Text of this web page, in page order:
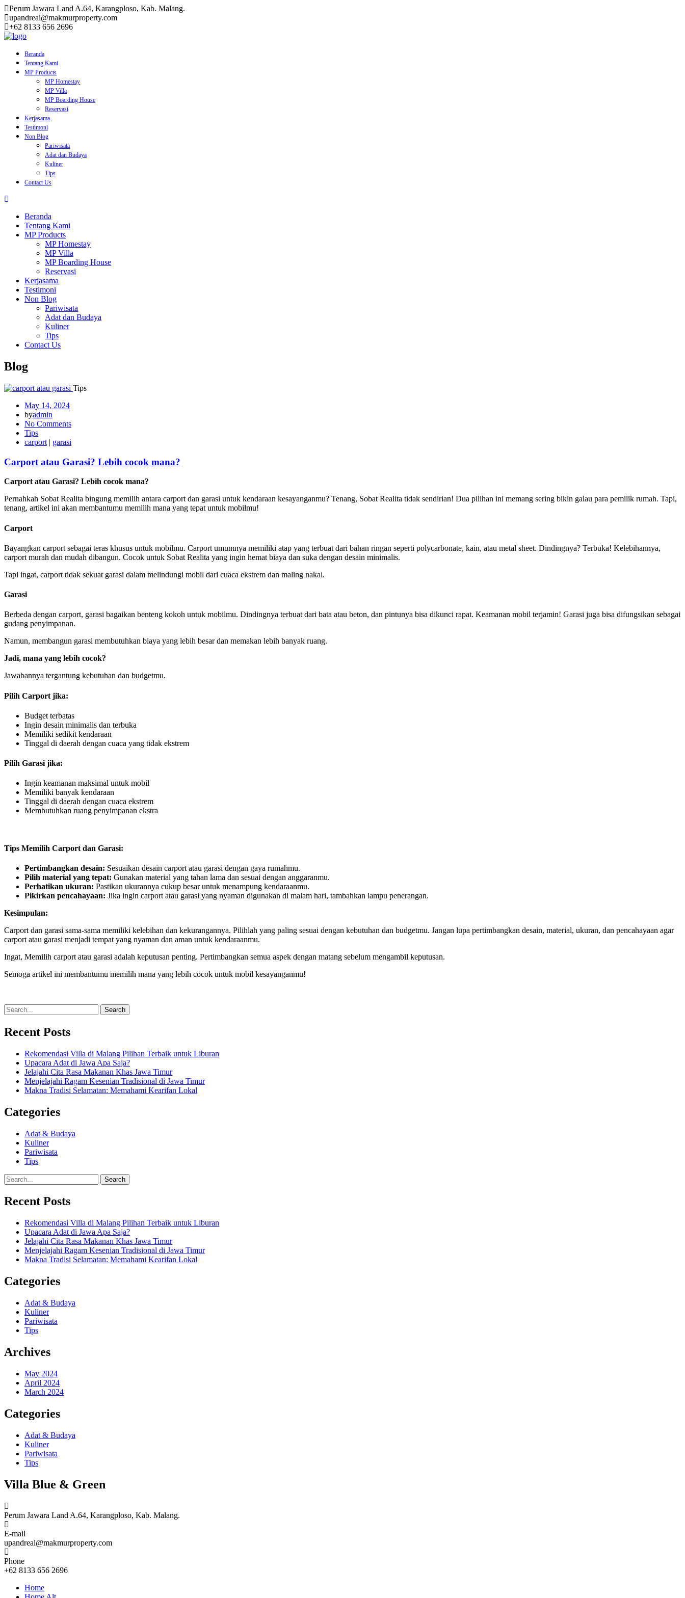
Perum Jawara Land A.64, Karangploso, Kab. Malang.
upandreal@makmurproperty.com
+62 8133 656 2696
Skip
contentBeranda
Tentang Kami
MP Products
MP Homestay
MP Villa
MP Boarding House
Reservasi
Kerjasama
Testimoni
Non Blog
Pariwisata
Adat dan Budaya
Kuliner
Tips
Contact Us
Beranda
Tentang Kami
MP Products
MP Homestay
MP Villa
MP Boarding House
Reservasi
Kerjasama
Testimoni
Non Blog
Pariwisata
Adat dan Budaya
Kuliner
Tips
Contact Us
Blog
Tips
May 14, 2024
byadmin
No Comments
Tips
carport | garasi
Carport atau Garasi? Lebih cocok mana?
Carport atau Garasi? Lebih cocok mana?
Pernahkah Sobat Realita bingung memilih antara carport dan garasi untuk kendaraan kesayanganmu? Tenang, Sobat Realita tidak sendirian! Dua pilihan ini memang sering bikin galau para pemilik rumah. Tapi,
tenang, artikel ini akan membantumu memilih mana yang tepat untuk mobilmu!
Carport
Bayangkan carport sebagai teras khusus untuk mobilmu. Carport umumnya memiliki atap yang terbuat dari bahan ringan seperti polycarbonate, kain, atau metal sheet. Dindingnya? Terbuka! Kelebihannya,
carport murah dan mudah dibangun. Cocok untuk Sobat Realita yang ingin hemat biaya dan suka dengan desain minimalis.
Tapi ingat, carport tidak sekuat garasi dalam melindungi mobil dari cuaca ekstrem dan maling nakal.
Garasi
Berbeda dengan carport, garasi bagaikan benteng kokoh untuk mobilmu. Dindingnya terbuat dari bata atau beton, dan pintunya bisa dikunci rapat. Keamanan mobil terjamin! Garasi juga bisa difungsikan sebagai
gudang penyimpanan.
Namun, membangun garasi membutuhkan biaya yang lebih besar dan memakan lebih banyak ruang.
Jadi, mana yang lebih cocok?
Jawabannya tergantung kebutuhan dan budgetmu.
Pilih Carport jika:
Budget terbatas
Ingin desain minimalis dan terbuka
Memiliki sedikit kendaraan
Tinggal di daerah dengan cuaca yang tidak ekstrem
Pilih Garasi jika:
Ingin keamanan maksimal untuk mobil
Memiliki banyak kendaraan
Tinggal di daerah dengan cuaca ekstrem
Membutuhkan ruang penyimpanan ekstra
Tips Memilih Carport dan Garasi:
Pertimbangkan desain: Sesuaikan desain carport atau garasi dengan gaya rumahmu.
Pilih material yang tepat: Gunakan material yang tahan lama dan sesuai dengan anggaranmu.
Perhatikan ukuran: Pastikan ukurannya cukup besar untuk menampung kendaraanmu.
Pikirkan pencahayaan: Jika ingin carport atau garasi yang nyaman digunakan di malam hari, tambahkan lampu penerangan.
Kesimpulan:
Carport dan garasi sama-sama memiliki kelebihan dan kekurangannya. Pilihlah yang paling sesuai dengan kebutuhan dan budgetmu. Jangan lupa pertimbangkan desain, material, ukuran, dan pencahayaan agar
carport atau garasi menjadi tempat yang nyaman dan aman untuk kendaraanmu.
Ingat, Memilih carport atau garasi adalah keputusan penting. Pertimbangkan semua aspek dengan matang sebelum mengambil keputusan.
Semoga artikel ini membantumu memilih mana yang lebih cocok untuk mobil kesayanganmu!
Search
Recent Posts
Rekomendasi Villa di Malang Pilihan Terbaik untuk Liburan
Upacara Adat di Jawa Apa Saja?
Jelajahi Cita Rasa Makanan Khas Jawa Timur
Menjelajahi Ragam Kesenian Tradisional di Jawa Timur
Makna Tradisi Selamatan: Memahami Kearifan Lokal
Categories
Adat & Budaya
Kuliner
Pariwisata
Tips
Search
Recent Posts
Rekomendasi Villa di Malang Pilihan Terbaik untuk Liburan
Upacara Adat di Jawa Apa Saja?
Jelajahi Cita Rasa Makanan Khas Jawa Timur
Menjelajahi Ragam Kesenian Tradisional di Jawa Timur
Makna Tradisi Selamatan: Memahami Kearifan Lokal
Categories
Adat & Budaya
Kuliner
Pariwisata
Tips
Archives
May 2024
April 2024
March 2024
Categories
Adat & Budaya
Kuliner
Pariwisata
Tips
Villa Blue & Green
Perum Jawara Land A.64, Karangploso, Kab. Malang.
E-mail
upandreal@makmurproperty.com
Phone
+62 8133 656 2696
Home